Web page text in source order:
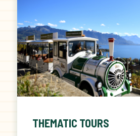
THEMATIC TOURS